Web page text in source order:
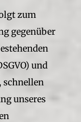
zum
gegenüber
und
schnellen
unseres